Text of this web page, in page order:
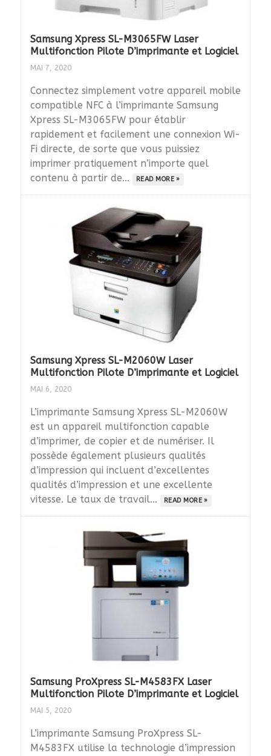
Samsung Xpress SL-M3065FW Laser
Multifonction Pilote D’imprimante et Logiciel
MAI 7, 2020
Connectez simplement votre appareil mobile
compatible NFC à l’imprimante Samsung
Xpress SL-M3065FW pour établir
rapidement et facilement une connexion Wi-
Fi directe, de sorte que vous puissiez
imprimer pratiquement n’importe quel
contenu à partir de...
READ MORE »
Samsung Xpress SL-M2060W Laser
Multifonction Pilote D’imprimante et Logiciel
MAI 6, 2020
L’imprimante Samsung Xpress SL-M2060W
est un appareil multifonction capable
d’imprimer, de copier et de numériser. Il
possède également plusieurs qualités
d’impression qui incluent d’excellentes
qualités d’impression et une excellente
vitesse. Le taux de travail...
READ MORE »
Samsung ProXpress SL-M4583FX Laser
Multifonction Pilote D’imprimante et Logiciel
MAI 5, 2020
L’imprimante Samsung ProXpress SL-
M4583FX utilise la technologie d’impression